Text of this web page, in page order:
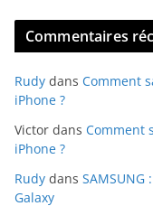
Commentaires
Rudy dans Comment
iPhone ?
Victor dans Comment
iPhone ?
Rudy dans
Galaxy